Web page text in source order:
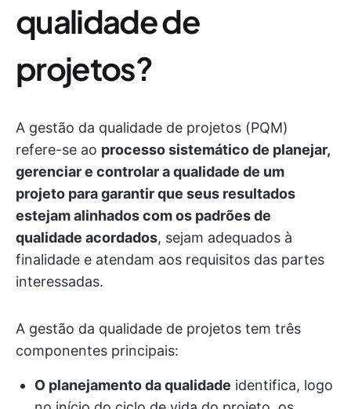
qualidade de
projetos?
A gestão da qualidade de projetos (PQM)
refere-se ao processo sistemático de planejar,
gerenciar e controlar a qualidade de um
projeto para garantir que seus resultados
estejam alinhados com os padrões de
qualidade acordados, sejam adequados à
finalidade e atendam aos requisitos das partes
interessadas.
A gestão da qualidade de projetos tem três
componentes principais:
O planejamento da qualidade identifica, logo